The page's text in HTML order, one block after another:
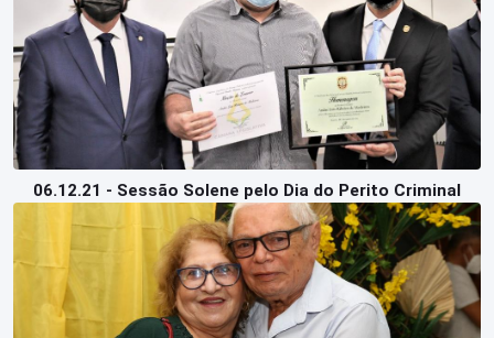
06.12.21 - Sessão Solene pelo Dia do Perito Criminal